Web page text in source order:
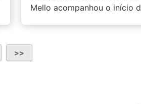
Mello acompanhou o início